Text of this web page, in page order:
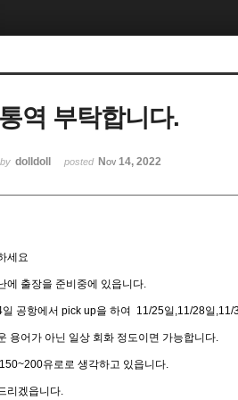
통역 부탁합니다.
by dolldoll posted Nov 14, 2022
세요
에 출장을 준비중에 있읍니다.
일 공항에서 pick up을 하여 11/25일,11/28일
용어가 아닌 일상 회화 정도이면 가능합니다.
유로로 생각하고 있읍니다.
리겠읍니다.